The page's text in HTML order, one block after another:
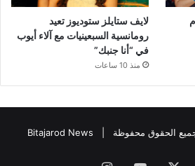
لايف ستايلز ستوديوز تعيد
رومانسية السبعينيات مع آلاء أيوب
في “أنا جنبك”
منذ 10 ساعات
Bitajarod News